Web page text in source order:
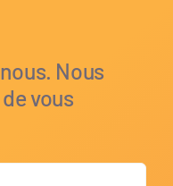
Nous
vous